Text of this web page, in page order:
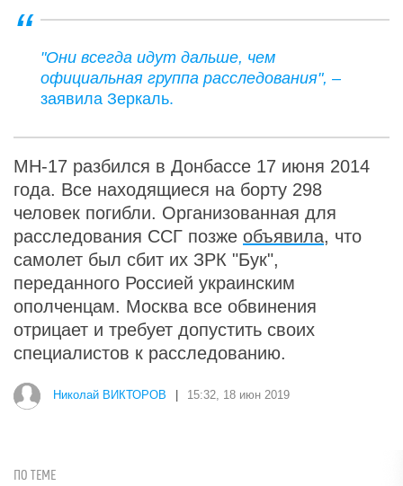
"Они всегда идут дальше, чем
официальная группа расследования", –
заявила Зеркаль.
МН-17 разбился в Донбассе 17 июня 2014
года. Все находящиеся на борту 298
человек погибли. Организованная для
расследования ССГ позже объявила, что
самолет был сбит их ЗРК "Бук",
переданного Россией украинским
ополченцам. Москва все обвинения
отрицает и требует допустить своих
специалистов к расследованию.
Николай ВИКТОРОВ 15:32, 18 июн 2019
ПО ТЕМЕ